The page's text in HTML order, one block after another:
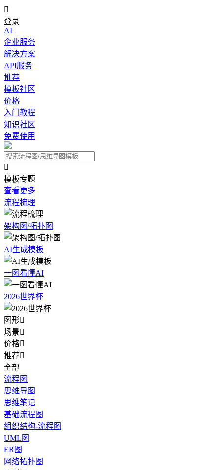

登录
AI
企业服务
解决方案
API服务
推荐
模板社区
价格
入门教程
知识社区
免费使用

模板专题
查看更多
流程梳理
架构图/拓扑图
AI生成模板
一图看懂AI
2026世界杯
图形
场景
价格
推荐
全部
流程图
思维导图
思维笔记
基础流程图
组织结构-流程图
UML图
ER图
网络拓扑图